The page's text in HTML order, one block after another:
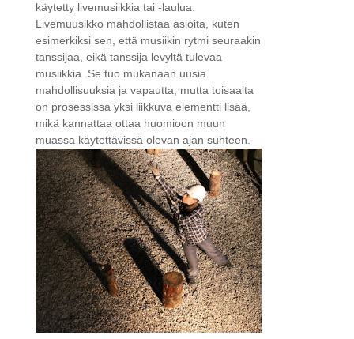
käytetty livemusiikkia tai -laulua.
Livemuusikko mahdollistaa asioita, kuten
esimerkiksi sen, että musiikin rytmi seuraakin
tanssijaa, eikä tanssija levyltä tulevaa
musiikkia. Se tuo mukanaan uusia
mahdollisuuksia ja vapautta, mutta toisaalta
on prosessissa yksi liikkuva elementti lisää,
mikä kannattaa ottaa huomioon muun
muassa käytettävissä olevan ajan suhteen.